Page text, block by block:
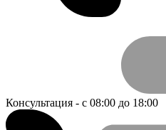
Консультация - с 08:00 до 18:00